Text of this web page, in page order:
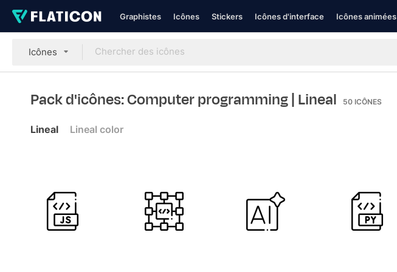
Graphistes Icônes Stickers Icônes d'interface Icônes animées
Icônes
Pack d'icônes: Computer programming| Lineal 50 ICÔNES
Lineal Lineal color